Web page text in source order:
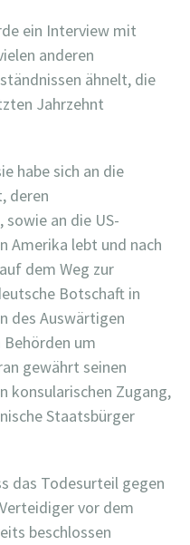
ein Interview mit
anderen
ähnelt, die
Jahrzehnt
habe sich an die
deren
an die US-
Amerika lebt und nach
dem Weg zur
Botschaft in
des Auswärtigen
um
gewährt seinen
konsularischen Zugang,
Staatsbürger
das Todesurteil gegen
vor dem
beschlossen